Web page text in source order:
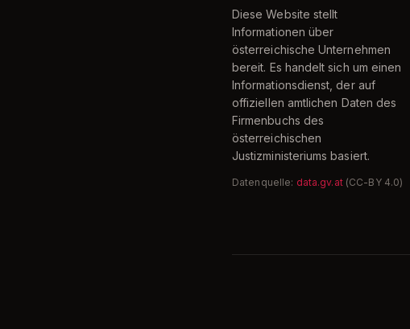
Diese Website stellt
Informationen über
österreichische Unternehmen
bereit. Es handelt sich um einen
Informationsdienst, der auf
offiziellen amtlichen Daten des
Firmenbuchs des
österreichischen
Justizministeriums basiert.
Datenquelle: data.gv.at (CC-BY 4.0)